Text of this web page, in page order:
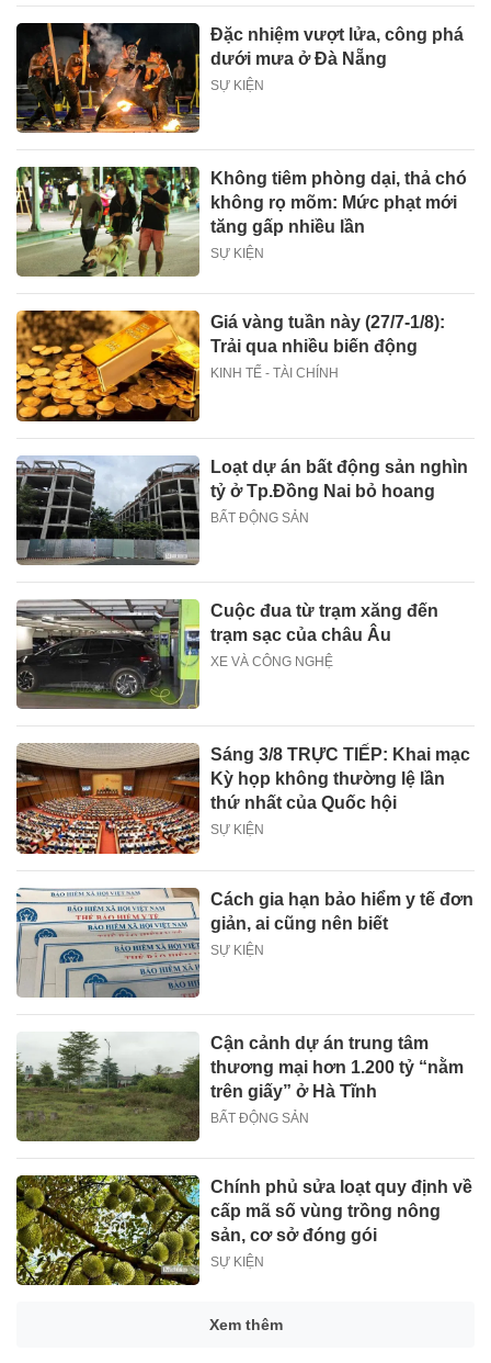
Đặc nhiệm vượt lửa, công phá
dưới mưa ở Đà Nẵng
SỰ KIỆN
Không tiêm phòng dại, thả chó
không rọ mõm: Mức phạt mới
tăng gấp nhiều lần
SỰ KIỆN
Giá vàng tuần này (27/7-1/8):
Trải qua nhiều biến động
KINH TẾ - TÀI CHÍNH
Loạt dự án bất động sản nghìn
tỷ ở Tp.Đồng Nai bỏ hoang
BẤT ĐỘNG SẢN
Cuộc đua từ trạm xăng đến
trạm sạc của châu Âu
XE VÀ CÔNG NGHỆ
Sáng 3/8 TRỰC TIẾP: Khai mạc
Kỳ họp không thường lệ lần
thứ nhất của Quốc hội
SỰ KIỆN
Cách gia hạn bảo hiểm y tế đơn
giản, ai cũng nên biết
SỰ KIỆN
Cận cảnh dự án trung tâm
thương mại hơn 1.200 tỷ “nằm
trên giấy” ở Hà Tĩnh
BẤT ĐỘNG SẢN
Chính phủ sửa loạt quy định về
cấp mã số vùng trồng nông
sản, cơ sở đóng gói
SỰ KIỆN
Bộ y tế đề xuất cho nhiều đối